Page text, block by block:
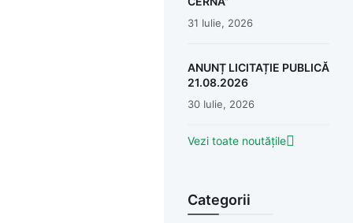
31 Iulie, 2026
ANUNȚ LICITAȚIE PUBLICĂ
21.08.2026
30 Iulie, 2026
Vezi toate noutățile
Categorii